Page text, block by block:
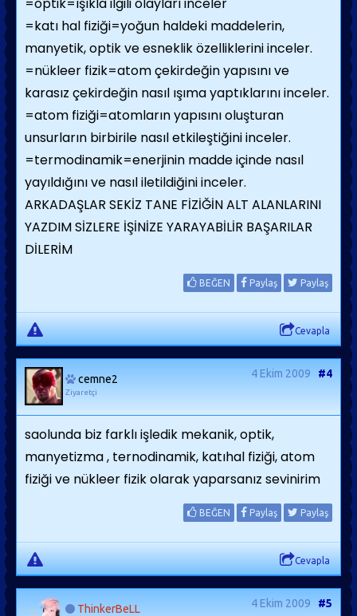
=katı hal fiziği=yoğun haldeki maddelerin,
manyetik, optik ve esneklik özelliklerini inceler.
=nükleer fizik=atom çekirdeğin yapısını ve
karasız çekirdeğin nasıl ışıma yaptıklarını inceler.
=atom fiziği=atomların yapısını oluşturan
unsurların birbirile nasıl etkileştiğini inceler.
=termodinamik=enerjinin madde içinde nasıl
yayıldığını ve nasıl iletildiğini inceler.
ARKADAŞLAR SEKİZ TANE FİZİĞİN ALT ALANLARINI
YAZDIM SİZLERE İŞİNİZE YARAYABİLİR BAŞARILAR
DİLERİM
BEĞEN Paylaş Paylaş
Cevapla
cemne2
Ziyaretçi
4 Ekim 2009 #4
saolunda biz farklı işledik mekanik, optik,
manyetizma , ternodinamik, katıhal fiziği, atom
fiziği ve nükleer fizik olarak yaparsanız sevinirim
BEĞEN Paylaş Paylaş
Cevapla
ThinkerBeLL 4 Ekim 2009 #5